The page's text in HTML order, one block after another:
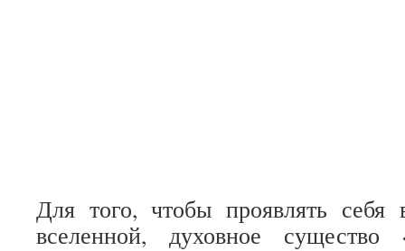
Для того, чтобы проявлять себя
вселенной, духовное существо